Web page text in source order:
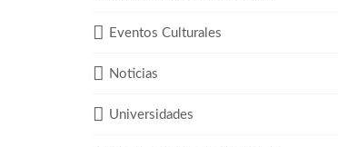
Eventos Culturales
Noticias
Universidades